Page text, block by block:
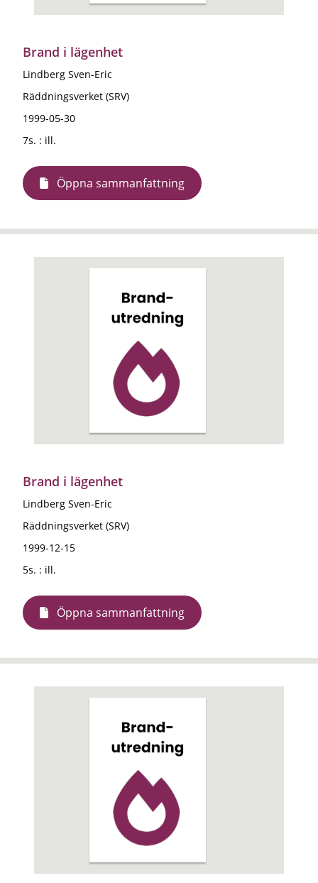
Brand i lägenhet
Lindberg Sven-Eric
Räddningsverket (SRV)
1999-05-30
7s. : ill.
Öppna sammanfattning
Brand i lägenhet
Lindberg Sven-Eric
Räddningsverket (SRV)
1999-12-15
5s. : ill.
Öppna sammanfattning